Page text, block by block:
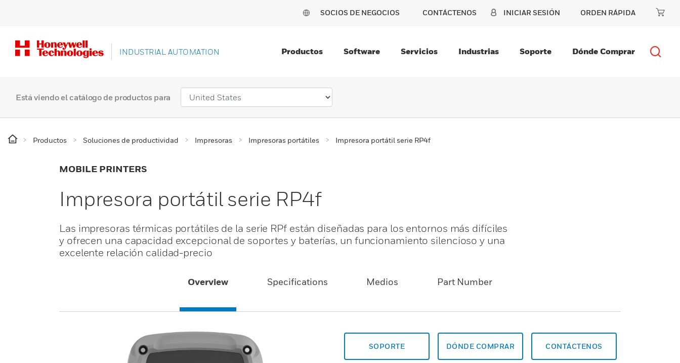
SOCIOS DE NEGOCIOS CONTÁCTENOS INICIAR SESIÓN ORDEN RÁPIDA
INDUSTRIAL AUTOMATION Productos Software Servicios Industrias Soporte Dónde Comprar
Está viendo el catálogo de productos para
Productos Soluciones de productividad Impresoras Impresoras portátiles Impresora portátil serie RP4f
MOBILE PRINTERS
Impresora portátil serie RP4f
Las impresoras térmicas portátiles de la serie RPf están diseñadas para los entornos más difíciles
y ofrecen una capacidad excepcional de soportes y baterías, un funcionamiento silencioso y una
excelente relación calidad-precio
Overview Specifications Medios Part Number
SOPORTE DÓNDE COMPRAR CONTÁCTENOS